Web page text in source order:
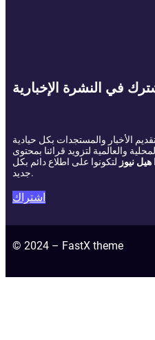
الأخبار والمستجدات بكل حيادية
والعالمية لتزويد قرائنا بمحتوى
هيل نيوز لتكونوا على اطلاع دائم بكل
جديد.
اشتراك
© 2024 – FastX theme